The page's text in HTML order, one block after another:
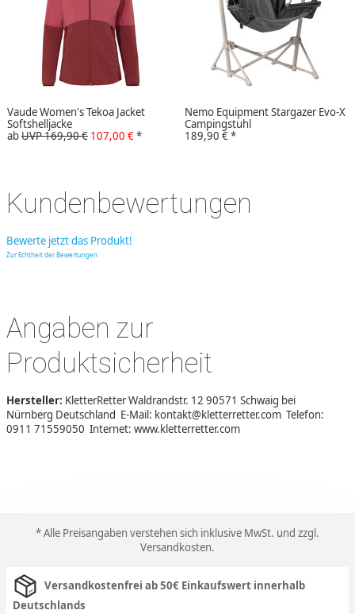
Vaude Women's Tekoa Jacket
Softshelljacke
abUVP 169,90 € 107,00 €*
Nemo Equipment Stargazer Evo-X
Campingstuhl
189,90 €*
Kundenbewertungen
Bewerte jetzt das Produkt!
Zur Echtheit der Bewertungen
Angaben zur
Produktsicherheit
Hersteller: KletterRetter Waldrandstr. 12 90571 Schwaig bei
Nürnberg Deutschland E-Mail: kontakt@kletterretter.com Telefon:
0911 71559050 Internet: www.kletterretter.com
* Alle Preisangaben verstehen sich inklusive MwSt. und zzgl.
Versandkosten.
Versandkostenfrei ab 50€ Einkaufswert innerhalb
Deutschlands